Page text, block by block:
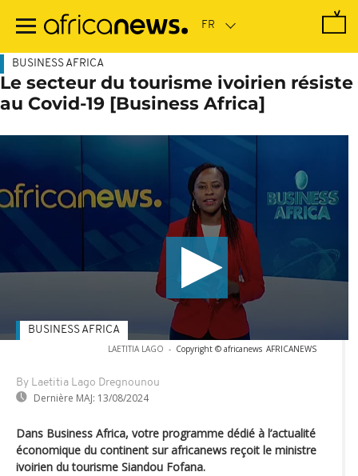
contenu
BUSINESS AFRICA
Le secteur du tourisme ivoirien résiste
au Covid-19 [Business Africa]
LAETITIA LAGO - Copyright © africanews AFRICANEWS
By Laetitia Lago Dregnounou
Dernière MAJ: 13/08/2024
BUSINESS AFRICA
Dans Business Africa, votre programme dédié à l’actualité
économique du continent sur africanews reçoit le ministre
ivoirien du tourisme Siandou Fofana.